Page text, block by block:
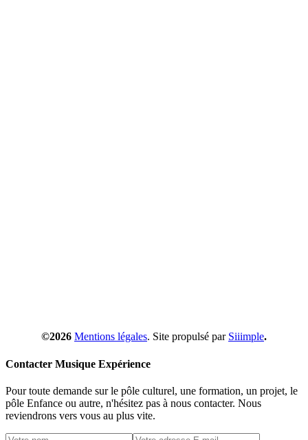
©2026 Mentions légales. Site propulsé par Siiimple.
Contacter Musique Expérience
Pour toute demande sur le pôle culturel, une formation, un projet, le
pôle Enfance ou autre, n'hésitez pas à nous contacter. Nous
reviendrons vers vous au plus vite.